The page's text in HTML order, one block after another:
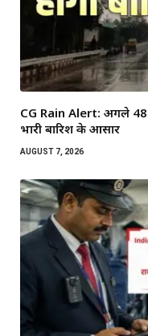
CG Rain Alert: अगले
भारी बारिश के आसार
AUGUST 7, 2026